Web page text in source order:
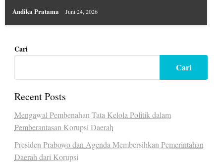
Andika Pratama Juni 24, 2026
Cari
Cari
Recent Posts
Mengawal Pembenahan Tata Kelola Politik dalam
Pemberantasan Korupsi Daerah
Presiden Prabowo dan Agenda Membersihkan Pemerintahan
Daerah dari Korupsi